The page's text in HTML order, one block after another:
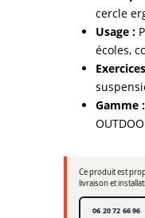
cercle
Usage :
écoles,
Gamme :
Ce produit est
livraison et
06 20 72 66 96